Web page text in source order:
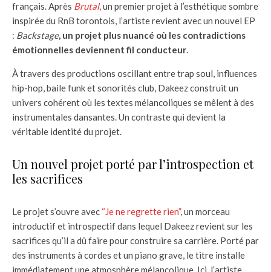
français. Après Brutal,un premier projet à l’esthétique sombre
inspirée du RnB torontois, l’artiste revient avec un nouvel EP
: Backstage, un projet plus nuancé où les contradictions
émotionnelles deviennent fil conducteur.
À travers des productions oscillant entre trap soul, influences
hip-hop, baile funk et sonorités club, Dakeez construit un
univers cohérent où les textes mélancoliques se mêlent à des
instrumentales dansantes. Un contraste qui devient la
véritable identité du projet.
Un nouvel projet porté par l’introspection et
les sacrifices
Le projet s’ouvre avec “Je ne regrette rien”, un morceau
introductif et introspectif dans lequel Dakeez revient sur les
sacrifices qu’il a dû faire pour construire sa carrière. Porté par
des instruments à cordes et un piano grave, le titre installe
immédiatement une atmosphère mélancolique. Ici, l’artiste